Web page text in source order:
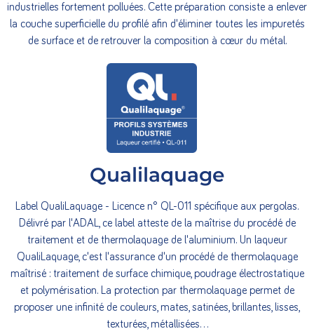
industrielles fortement polluées. Cette préparation consiste a enlever
la couche superficielle du profilé afin d'éliminer toutes les impuretés
de surface et de retrouver la composition à cœur du métal.
Qualilaquage
Label QualiLaquage - Licence n° QL-011 spécifique aux pergolas.
Délivré par l'ADAL, ce label atteste de la maîtrise du procédé de
traitement et de thermolaquage de l'aluminium. Un laqueur
QualiLaquage, c'est l'assurance d'un procédé de thermolaquage
maîtrisé : traitement de surface chimique, poudrage électrostatique
et polymérisation. La protection par thermolaquage permet de
proposer une infinité de couleurs, mates, satinées, brillantes, lisses,
texturées, métallisées...